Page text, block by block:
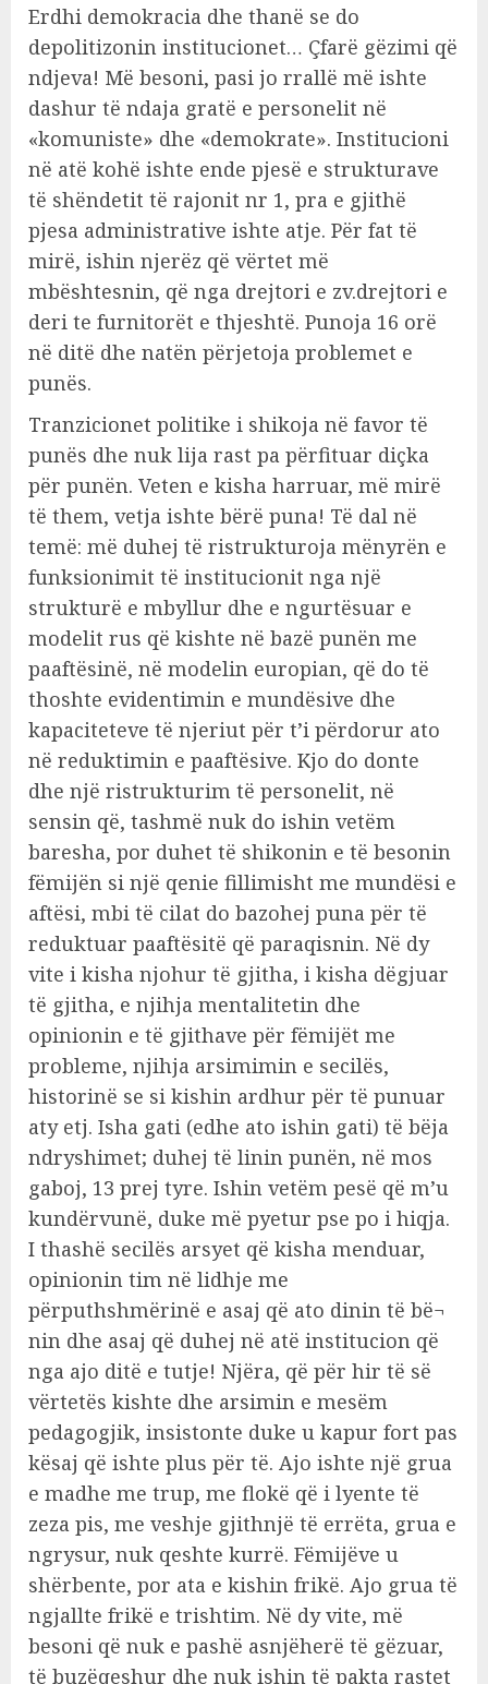
Erdhi demokracia dhe thanë se do
depolitizonin institucionet… Çfarë gëzimi që
ndjeva! Më besoni, pasi jo rrallë më ishte
dashur të ndaja gratë e personelit në
«komuniste» dhe «demokrate». Institucioni
në atë kohë ishte ende pjesë e strukturave
të shëndetit të rajonit nr 1, pra e gjithë
pjesa administrative ishte atje. Për fat të
mirë, ishin njerëz që vërtet më
mbështesnin, që nga drejtori e zv.drejtori e
deri te furnitorët e thjeshtë. Punoja 16 orë
në ditë dhe natën përjetoja problemet e
punës.
Tranzicionet politike i shikoja në favor të
punës dhe nuk lija rast pa përfituar diçka
për punën. Veten e kisha harruar, më mirë
të them, vetja ishte bërë puna! Të dal në
temë: më duhej të ristrukturoja mënyrën e
funksionimit të institucionit nga një
strukturë e mbyllur dhe e ngurtësuar e
modelit rus që kishte në bazë punën me
paaftësinë, në modelin europian, që do të
thoshte evidentimin e mundësive dhe
kapaciteteve të njeriut për t’i përdorur ato
në reduktimin e paaftësive. Kjo do donte
dhe një ristrukturim të personelit, në
sensin që, tashmë nuk do ishin vetëm
baresha, por duhet të shikonin e të besonin
fëmijën si një qenie fillimisht me mundësi e
aftësi, mbi të cilat do bazohej puna për të
reduktuar paaftësitë që paraqisnin. Në dy
vite i kisha njohur të gjitha, i kisha dëgjuar
të gjitha, e njihja mentalitetin dhe
opinionin e të gjithave për fëmijët me
probleme, njihja arsimimin e secilës,
historinë se si kishin ardhur për të punuar
aty etj. Isha gati (edhe ato ishin gati) të bëja
ndryshimet; duhej të linin punën, në mos
gaboj, 13 prej tyre. Ishin vetëm pesë që m’u
kundërvunë, duke më pyetur pse po i hiqja.
I thashë secilës arsyet që kisha menduar,
opinionin tim në lidhje me
përputhshmërinë e asaj që ato dinin të bë¬
nin dhe asaj që duhej në atë institucion që
nga ajo ditë e tutje! Njëra, që për hir të së
vërtetës kishte dhe arsimin e mesëm
pedagogjik, insistonte duke u kapur fort pas
kësaj që ishte plus për të. Ajo ishte një grua
e madhe me trup, me flokë që i lyente të
zeza pis, me veshje gjithnjë të errëta, grua e
ngrysur, nuk qeshte kurrë. Fëmijëve u
shërbente, por ata e kishin frikë. Ajo grua të
ngjallte frikë e trishtim. Në dy vite, më
besoni që nuk e pashë asnjëherë të gëzuar,
të buzëqeshur dhe nuk ishin të pakta rastet